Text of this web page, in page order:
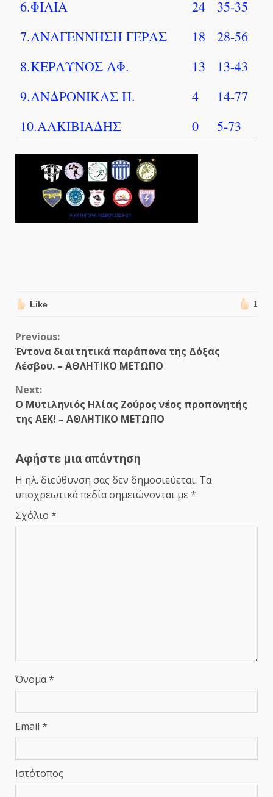
6.ΦΙΛΙΑ 24
35-35
7.ΑΝΑΓΕΝΝΗΣΗ ΓΕΡΑΣ
18
28-56
8.ΚΕΡΑΥΝΟΣ ΑΦ.
13
13-43
9.ΑΝΔΡΟΝΙΚΑΣ Π.
4
14-77
10.ΑΛΚΙΒΙΑΔΗΣ
0 5-73
Like 1
Continue
Reading
Previous:
Έντονα διαιτητικά παράπονα της Δόξας
Λέσβου. – ΑΘΛΗΤΙΚΟ ΜΕΤΩΠΟ
Next:
Ο Μυτιληνιός Ηλίας Ζούρος νέος προπονητής
της ΑΕΚ! – ΑΘΛΗΤΙΚΟ ΜΕΤΩΠΟ
Αφήστε μια απάντηση
Η ηλ. διεύθυνση σας δεν δημοσιεύεται. Τα
υποχρεωτικά πεδία σημειώνονται με *
Σχόλιο *
Όνομα*
Email *
Ιστότοπος